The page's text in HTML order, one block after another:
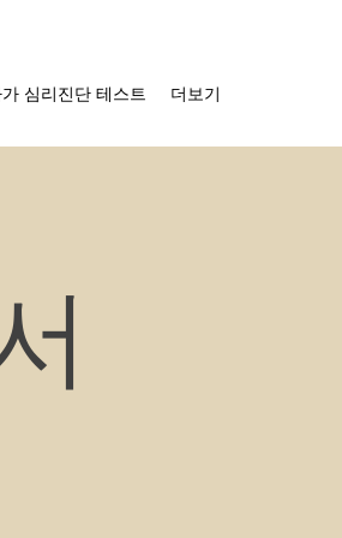
심리진단 테스트 더보기